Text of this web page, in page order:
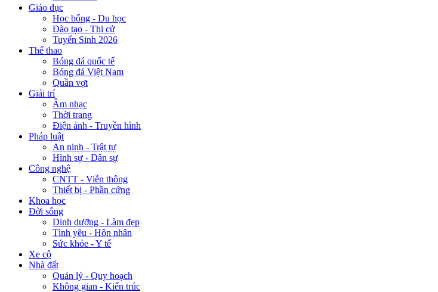
Giáo dục
Học bổng - Du học
Đào tạo - Thi cử
Tuyển Sinh 2026
Thể thao
Bóng đá quốc tế
Bóng đá Việt Nam
Quần vợt
Giải trí
Âm nhạc
Thời trang
Điện ảnh - Truyền hình
Pháp luật
An ninh - Trật tự
Hình sự - Dân sự
Công nghệ
CNTT - Viễn thông
Thiết bị - Phần cứng
Khoa học
Đời sống
Dinh dưỡng - Làm đẹp
Tình yêu - Hôn nhân
Sức khỏe - Y tế
Xe cộ
Nhà đất
Quản lý - Quy hoạch
Không gian - Kiến trúc